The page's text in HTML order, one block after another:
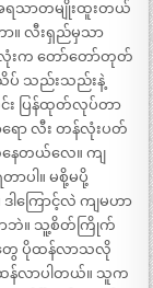
ရသာတမျိုးထူးတယ်
။ လီးရှည်မှသာ
းက တော်တော်တုတ်
ပ် သည်းသည်းနဲ့
း ပြန်ထုတ်လုပ်တာ
ော လီး တန်လုံးပတ်
ေတယ်လေ။ ကျ
ပါ။ မစို့မပို့
ဒါကြောင့်လဲ ကျမဟာ
ဘဲ။ သူ့စိတ်ကြိုက်
တွေ ပိုထန်လာသလို
န်လာပါတယ်။ သူက